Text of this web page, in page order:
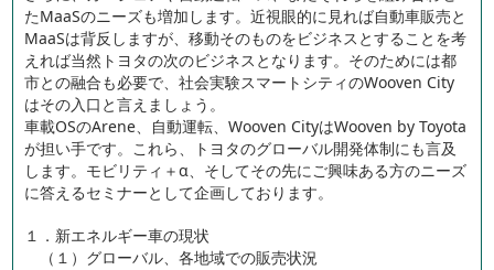
たMaaSのニーズも増加します。近視眼的に見れば自動車販売と
MaaSは背反しますが、移動そのものをビジネスとすることを考
えれば当然トヨタの次のビジネスとなります。そのためには都
市との融合も必要で、社会実験スマートシティのWooven City
はその入口と言えましょう。
車載OSのArene、自動運転、Wooven CityはWooven by Toyota
が担い手です。これら、トヨタのグローバル開発体制にも言及
します。モビリティ＋α、そしてその先にご興味ある方のニーズ
に答えるセミナーとして企画しております。
１．新エネルギー車の現状
（１）グローバル、各地域での販売状況